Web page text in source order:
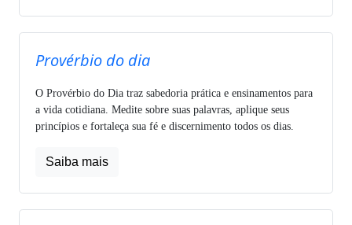
Provérbio do dia
O Provérbio do Dia traz sabedoria prática e ensinamentos para
a vida cotidiana. Medite sobre suas palavras, aplique seus
princípios e fortaleça sua fé e discernimento todos os dias.
Saiba mais